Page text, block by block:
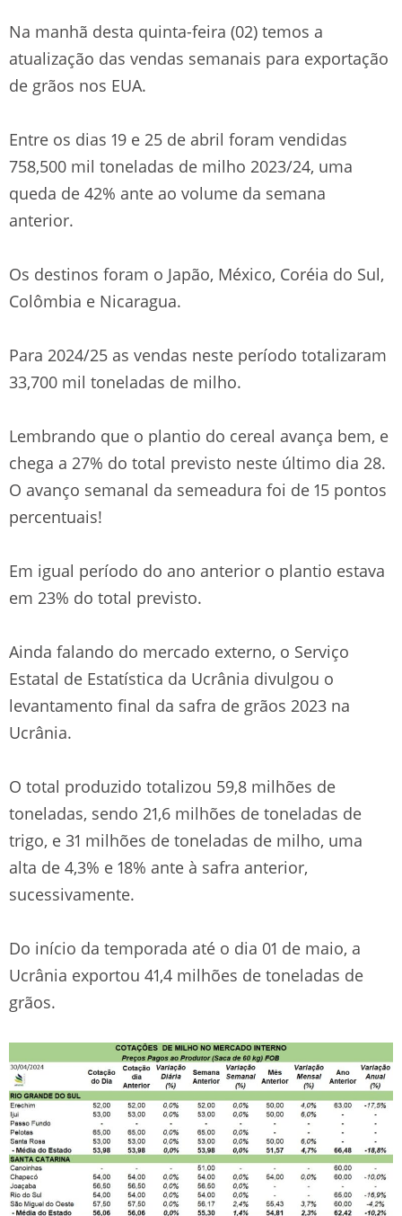
Na manhã desta quinta-feira (02) temos a
atualização das vendas semanais para exportação
de grãos nos EUA.
Entre os dias 19 e 25 de abril foram vendidas
758,500 mil toneladas de milho 2023/24, uma
queda de 42% ante ao volume da semana
anterior.
Os destinos foram o Japão, México, Coréia do Sul,
Colômbia e Nicaragua.
Para 2024/25 as vendas neste período totalizaram
33,700 mil toneladas de milho.
Lembrando que o plantio do cereal avança bem, e
chega a 27% do total previsto neste último dia 28.
O avanço semanal da semeadura foi de 15 pontos
percentuais!
Em igual período do ano anterior o plantio estava
em 23% do total previsto.
Ainda falando do mercado externo, o Serviço
Estatal de Estatística da Ucrânia divulgou o
levantamento final da safra de grãos 2023 na
Ucrânia.
O total produzido totalizou 59,8 milhões de
toneladas, sendo 21,6 milhões de toneladas de
trigo, e 31 milhões de toneladas de milho, uma
alta de 4,3% e 18% ante à safra anterior,
sucessivamente.
Do início da temporada até o dia 01 de maio, a
Ucrânia exportou 41,4 milhões de toneladas de
grãos.